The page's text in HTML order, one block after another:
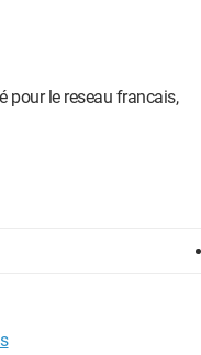
pour le reseau francais,